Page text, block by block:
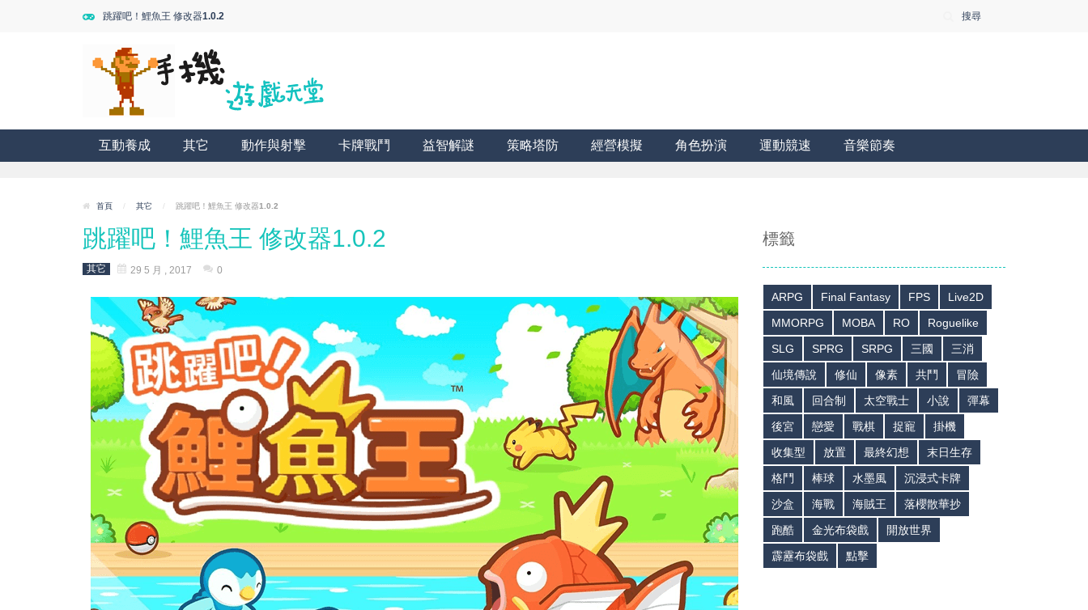
跳躍吧！鯉魚王 修改器1.0.2 搜尋
互動養成 其它 動作與射擊 卡牌戰鬥 益智解謎 策略塔防 經營模擬 角色扮演 運動競速 音樂節奏
首頁 / 其它 / 跳躍吧！鯉魚王 修改器1.0.2
跳躍吧！鯉魚王 修改器1.0.2
其它 29 5 月 , 2017 0
標籤
ARPG Final Fantasy FPS
Live2D
MMORPG
MOBA RO
Roguelike
SLG
SPRG SRPG 三國
三消
仙境傳說
修仙 像素 共鬥
冒險
和風
回合制 太空戰士 小說
彈幕
後宮
戀愛 戰棋 捉寵
掛機
收集型
放置 最終幻想
末日生存
格鬥
棒球 水墨風
沉浸式卡牌
沙盒
海戰 海賊王
落櫻散華抄
跑酷
金光布袋戲
開放世界
霹靂布袋戲
點擊